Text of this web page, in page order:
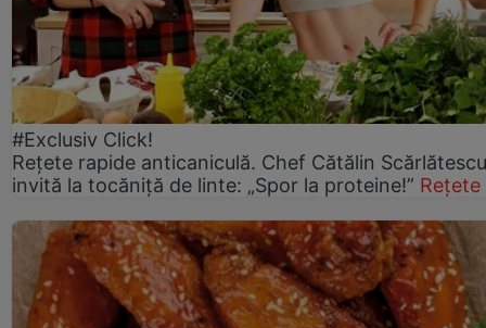
#Exclusiv Click!
Rețete rapide anticaniculă. Chef Cătălin
invită la tocăniță de linte: „Spor la proteine!” Rețete